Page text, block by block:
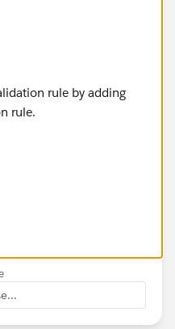
rule by adding
rule.